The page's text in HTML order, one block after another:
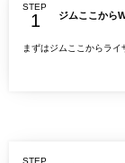
STEP
ジムここから
まずはジムここからライ
STEP